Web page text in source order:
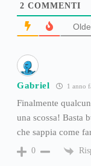
2 COMMENTI
Gabriel 1 anno
Finalmente
una scossa! Basta
che sappia come
0